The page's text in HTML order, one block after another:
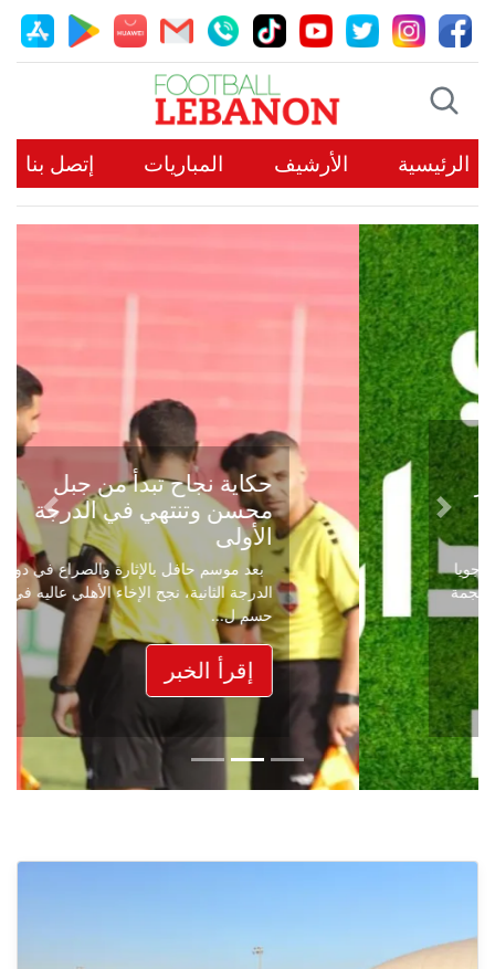
الرئيسية الأرشيف المباريات إتصل بنا
حكاية نجاح تبدأ من جبل
محسن وتنتهي في الدرجة
الأولى
بعد موسم حافل بالإثارة والصراع في دوري
الدرجة الثانية، نجح الإخاء الأهلي عاليه في
حسم ل...
إقرأ الخبر
Previous
Next